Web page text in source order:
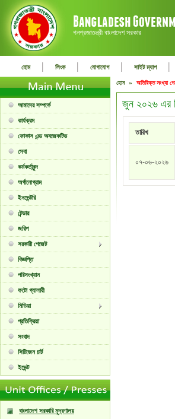
গনপ্রজাতন্ত্রী বাংলাদেশ সরকার
হোম | লিংক | যোগাযোগ | সাইট ম্যাপ |
আমাদের সম্পর্কে
কার্যক্রম
ফোকাস এন্ড অবজেকটিভ
সেবা
কর্মকর্তাবৃন্দ
অর্গানোগ্রাম
ইনভেন্টরি
টেন্ডার
জরিপ
সরকারী গেজেট
বিজ্ঞপ্তি
পরিসংখ্যান
ফটো গ্যালারী
মিডিয়া
প্রতিক্রিয়া
সংবাদ
সিটিজেন চার্ট
ইভেন্ট
বাংলাদেশ সরকারি মুদ্রণালয়
হোম » অতিরিক্ত সংখ্যা
জুন ২০২৬ এর
তারিখ
০৭-০৬-২০২৬